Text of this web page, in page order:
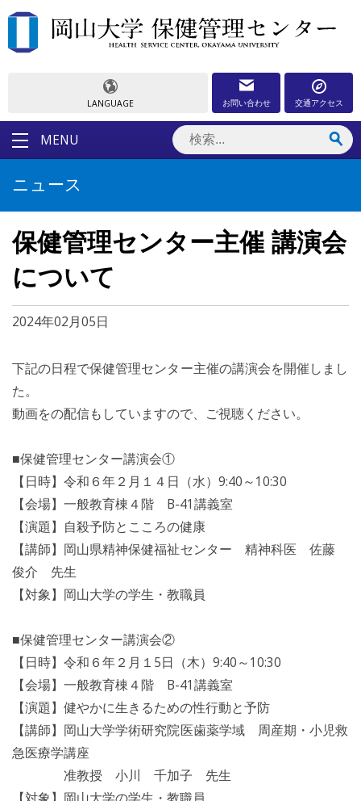
LANGUAGE お問い合わせ 交通アクセス
MENU
ニュース
保健管理センター主催 講演会
について
2024年02月05日
下記の日程で保健管理センター主催の講演会を開催しまし
た。
動画をの配信もしていますので、ご視聴ください。
■保健管理センター講演会①
【日時】令和６年２月１４日（水）9:40～10:30
【会場】一般教育棟４階 B-41講義室
【演題】自殺予防とこころの健康
【講師】岡山県精神保健福祉センター 精神科医 佐藤
俊介 先生
【対象】岡山大学の学生・教職員
■保健管理センター講演会②
【日時】令和６年２月１5日（木）9:40～10:30
【会場】一般教育棟４階 B-41講義室
【演題】健やかに生きるための性行動と予防
【講師】岡山大学学術研究院医歯薬学域 周産期・小児救
急医療学講座
准教授 小川 千加子 先生